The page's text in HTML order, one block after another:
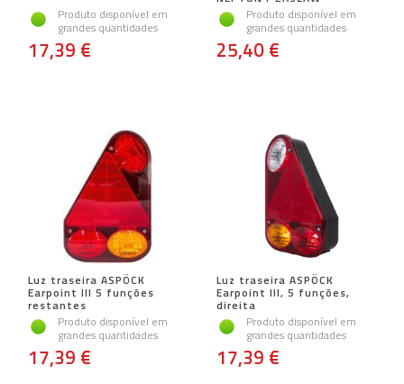
Produto disponível em
grandes quantidades
17,39 €
Produto disponível em
grandes quantidades
25,40 €
Luz traseira ASPÖCK
Earpoint III 5 funções
restantes
Produto disponível em
grandes quantidades
17,39 €
Luz traseira ASPÖCK
Earpoint III, 5 funções,
direita
Produto disponível em
grandes quantidades
17,39 €